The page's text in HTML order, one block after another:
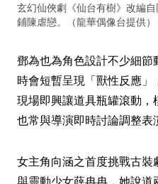
玄幻仙俠劇《仙台有樹》改編
鋪陳虐戀。（龍華偶像台提供）
鄧為也為角色設計不少細
時會短暫呈現「獸性反應
現場即興讓道具瓶罐滾動
也常與導演即時討論調整表
女主角向涵之首度挑戰古